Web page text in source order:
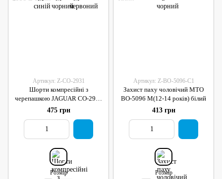
Артикул: Z-CO-2931
Шорти компресійні з
черепашкою JAGUAR CO-2931
L білий
475 грн
Розмір
Артикул: Z-BO-5096-C1
Захист паху чоловічий MTO
BO-5096 M(12-14 років) білий
413 грн
Розмір